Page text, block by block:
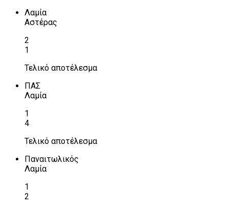
Λαμία
Αστέρας
2
1
Τελικό αποτέλεσμα
ΠΑΣ
Λαμία
1
4
Τελικό αποτέλεσμα
Παναιτωλικός
Λαμία
1
2